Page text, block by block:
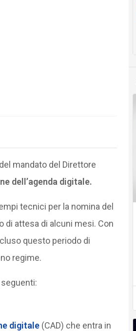
mandato del Direttore
dell’agenda digitale.
tecnici per la nomina del
di attesa di alcuni mesi. Con
questo periodo di
regime.
digitale(CAD) che entra in